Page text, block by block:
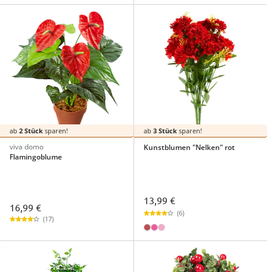
ab 2 Stück sparen!
viva domo
Flamingoblume
16,99 €
(17)
ab 3 Stücksparen!
Kunstblumen "Nelken" rot
13,99 €
(6)